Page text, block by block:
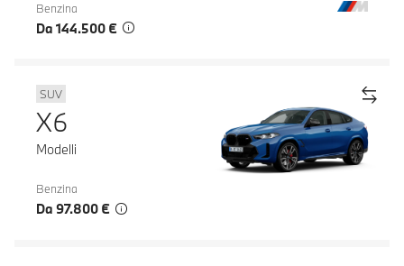
Benzina
Da 144.500 €
SUV
X6
Modelli
Benzina
Da 97.800 €